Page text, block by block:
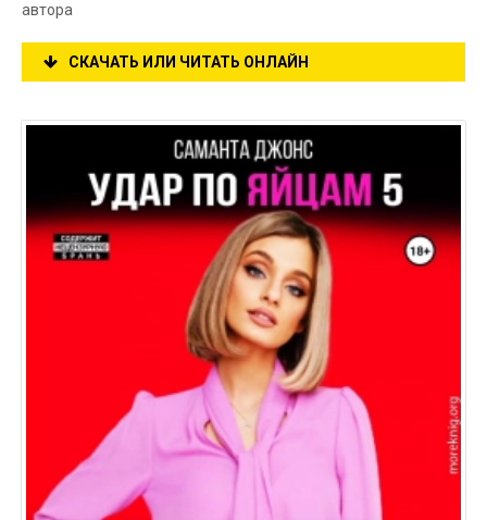
автора
СКАЧАТЬ ИЛИ ЧИТАТЬ ОНЛАЙН